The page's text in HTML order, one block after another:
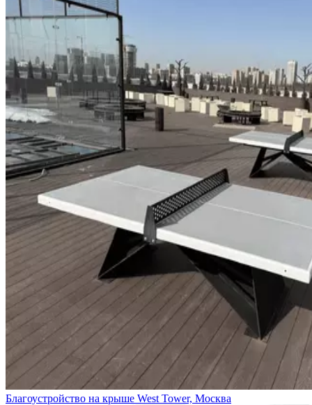
Благоустройство на крыше West Tower, Москва